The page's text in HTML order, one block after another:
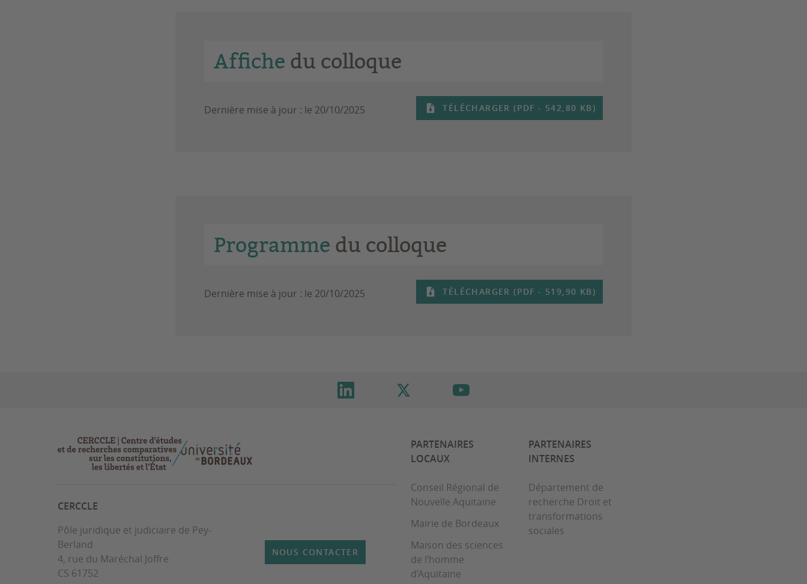
Affiche du colloque
Dernière mise à jour : le 20/10/2025 TÉLÉCHARGER (PDF - 542,80 KB)
Programme du colloque
Dernière mise à jour : le 20/10/2025 TÉLÉCHARGER (PDF - 519,90 KB)
CERCCLE
Pôle juridique et judiciaire de Pey-
Berland
4, rue du Maréchal Joffre
CS 61752
NOUS CONTACTER
PARTENAIRES
LOCAUX
Conseil Régional de
Nouvelle Aquitaine
Mairie de Bordeaux
Maison des sciences
de l’homme
d’Aquitaine
PARTENAIRES
INTERNES
Département de
recherche Droit et
transformations
sociales